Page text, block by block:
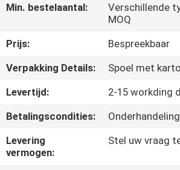
CONTACTEER
NIEUWS
VERZOEK
CITAAT
Min. bestelaantal:
Verschillende
MOQ
Prijs:
Bespreekbaar
Verpakking Details:
Spoel met
Levertijd:
2-15 workding
Betalingscondities:
Onderhandeling
Levering
vermogen:
Stel uw vraag